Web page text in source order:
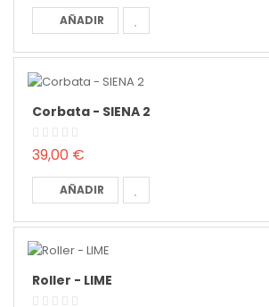
AÑADIR
Corbata - SIENA 2
39,00 €
AÑADIR
Roller - LIME